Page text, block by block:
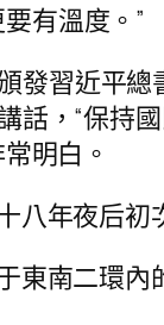
有溫度。”
發習近平
，“保持
明白。
八年夜后初
東南二環內